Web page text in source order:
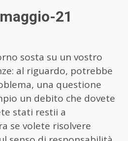
21
sosta su un vostro
al riguardo, potrebbe
una questione
un debito che dovete
stati restii a
se volete risolvere